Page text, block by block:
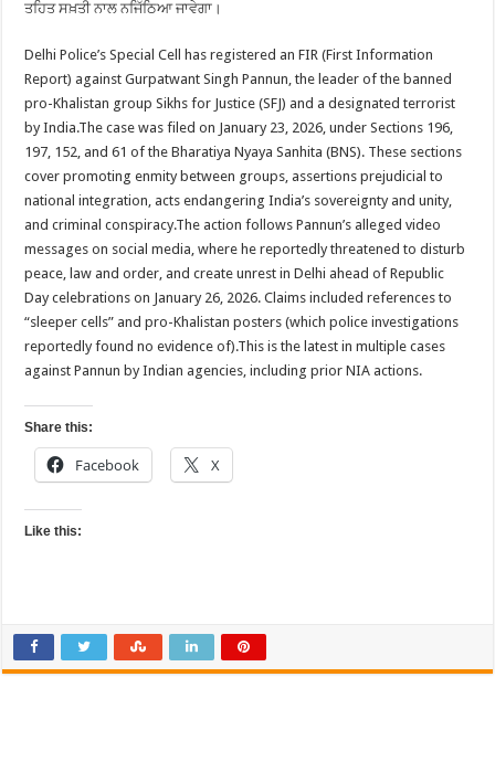
ਤਹਿਤ ਸਖ਼ਤੀ ਨਾਲ ਨਜਿੱਠਿਆ ਜਾਵੇਗਾ।
Delhi Police’s Special Cell has registered an FIR (First Information
Report) against Gurpatwant Singh Pannun, the leader of the banned
pro-Khalistan group Sikhs for Justice (SFJ) and a designated terrorist
by India.The case was filed on January 23, 2026, under Sections 196,
197, 152, and 61 of the Bharatiya Nyaya Sanhita (BNS). These sections
cover promoting enmity between groups, assertions prejudicial to
national integration, acts endangering India’s sovereignty and unity,
and criminal conspiracy.The action follows Pannun’s alleged video
messages on social media, where he reportedly threatened to disturb
peace, law and order, and create unrest in Delhi ahead of Republic
Day celebrations on January 26, 2026. Claims included references to
“sleeper cells” and pro-Khalistan posters (which police investigations
reportedly found no evidence of).This is the latest in multiple cases
against Pannun by Indian agencies, including prior NIA actions.
Share this:
Facebook X
Like this: